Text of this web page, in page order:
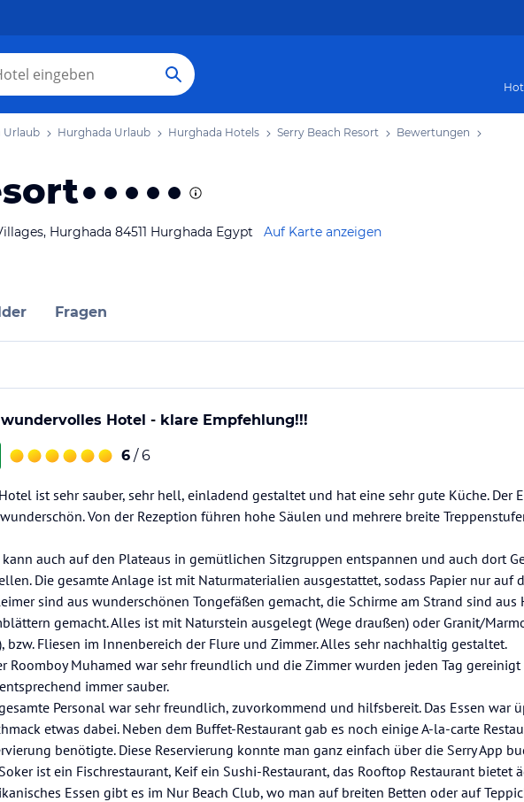
Urlaub Hurghada Urlaub Hurghada Hotels Serry Beach Resort Bewertungen
Hurghada 84511 Hurghada Egypt Auf Karte anzeigen
Fragen
Hotel - klare Empfehlung!!!
6 / 6
ist sehr sauber, sehr hell, einladend gestaltet und hat eine sehr gute Küche. Der
Von der Rezeption führen hohe Säulen und mehrere breite
kann auch auf den Plateaus in gemütlichen Sitzgruppen entspannen und auch dort
Die gesamte Anlage ist mit Naturmaterialien ausgestattet, sodass Papier nur auf
sind aus wunderschönen Tongefäßen gemacht, die Schirme am Strand sind aus
gemacht. Alles ist mit Naturstein ausgelegt (Wege draußen) oder Granit/
bzw. Fliesen im Innenbereich der Flure und Zimmer. Alles sehr nachhaltig gestaltet.
Roomboy Muhamed war sehr freundlich und die Zimmer wurden jeden Tag
immer sauber.
Personal war sehr freundlich, zuvorkommend und hilfsbereit. Das Essen war
etwas dabei. Neben dem Buffet-Restaurant gab es noch einige A-la-carte
benötigte. Diese Reservierung konnte man ganz einfach über die Serry App
ist ein Fischrestaurant, Keif ein Sushi-Restaurant, das Rooftop Restaurant bietet
Essen gibt es im Nur Beach Club, wo man auf breiten Betten oder auf